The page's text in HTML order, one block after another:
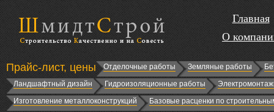
Главная
О
Прайс-лист, цены Отделочные работы Земляные работы
Ландшафтный дизайн
Гидроизоляционные работы
Изготовление металлоконструкций
Базовые расценки по